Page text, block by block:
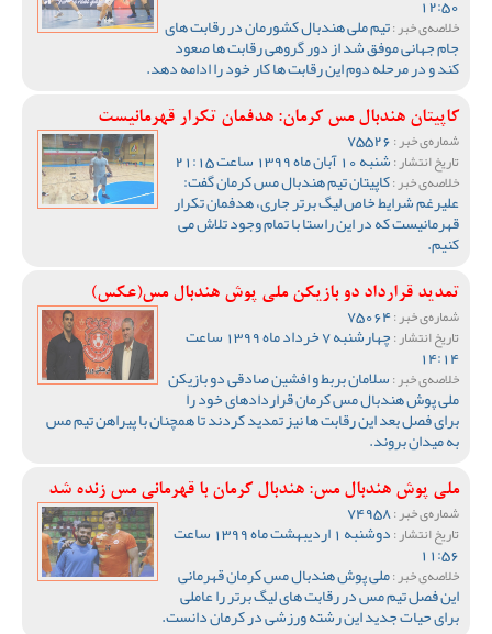
خلاصه‌ی خبر :تیم ملی هندبال کشورمان در رقابت های
جام جهانی موفق شد از دور گروهی رقابت ها صعود
کند و در مرحله دوم این رقابت ها کار خود را ادامه دهد.
کاپیتان هندبال مس کرمان: هدفمان تکرار قهرمانیست
شماره‌ی خبر :
تاریخ انتشار :شنبه 10 آبان ماه 1399 ساعت 21:15
خلاصه‌ی خبر :کاپیتان تیم هندبال مس کرمان گفت:
علیرغم شرایط خاص لیگ برتر جاری، هدفمان تکرار
قهرمانیست که در این راستا با تمام وجود تلاش می
کنیم.
تمدید قرارداد دو بازیکن ملی پوش هندبال مس(عکس)
شماره‌ی خبر :
تاریخ انتشار : چهارشنبه 7 خرداد ماه 1399 ساعت
14:14
خلاصه‌ی خبر :سلامان بربط و افشین صادقی دو بازیکن
ملی پوش هندبال مس کرمان قراردادهای خود را
برای فصل بعد این رقابت ها نیز تمدید کردند تا همچنان با پیراهن تیم مس
به میدان بروند.
ملی پوش هندبال مس: هندبال کرمان با قهرمانی مس زنده شد
شماره‌ی خبر :
تاریخ انتشار : دوشنبه 1 اردیبهشت ماه 1399 ساعت
11:56
خلاصه‌ی خبر :ملی پوش هندبال مس کرمان قهرمانی
این فصل تیم مس در رقابت های لیگ برتر را عاملی
برای حیات جدید این رشته ورزشی در کرمان دانست.